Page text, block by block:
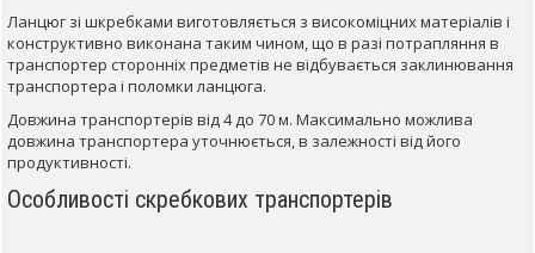
Ланцюг зі шкребками виготовляється з високоміцних матеріалів і
конструктивно виконана таким чином, що в разі потрапляння в
транспортер сторонніх предметів не відбувається заклинювання
транспортера і поломки ланцюга.
Довжина транспортерів від 4 до 70 м. Максимально можлива
довжина транспортера уточнюється, в залежності від його
продуктивності.
Особливості скребкових транспортерів